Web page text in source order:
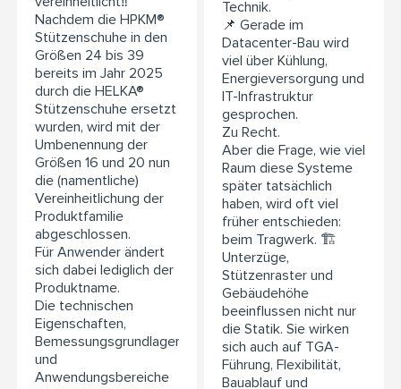
Nachdem die HPKM®
Stützenschuhe in den
Größen 24 bis 39
bereits im Jahr 2025
durch die HELKA®
Stützenschuhe ersetzt
wurden, wird mit der
Umbenennung der
Größen 16 und 20 nun
die (namentliche)
Vereinheitlichung der
Produktfamilie
abgeschlossen.
Für Anwender ändert
sich dabei lediglich der
Produktname.
Die technischen
Eigenschaften,
Bemessungsgrundlagen
und
Anwendungsbereiche
Technik.
📌 Gerade im
Datacenter-Bau wird
viel über Kühlung,
Energieversorgung und
IT-Infrastruktur
gesprochen.
Zu Recht.
Aber die Frage, wie viel
Raum diese Systeme
später tatsächlich
haben, wird oft viel
früher entschieden:
beim Tragwerk. 🏗️
Unterzüge,
Stützenraster und
Gebäudehöhe
beeinflussen nicht nur
die Statik. Sie wirken
sich auch auf TGA-
Führung, Flexibilität,
Bauablauf und